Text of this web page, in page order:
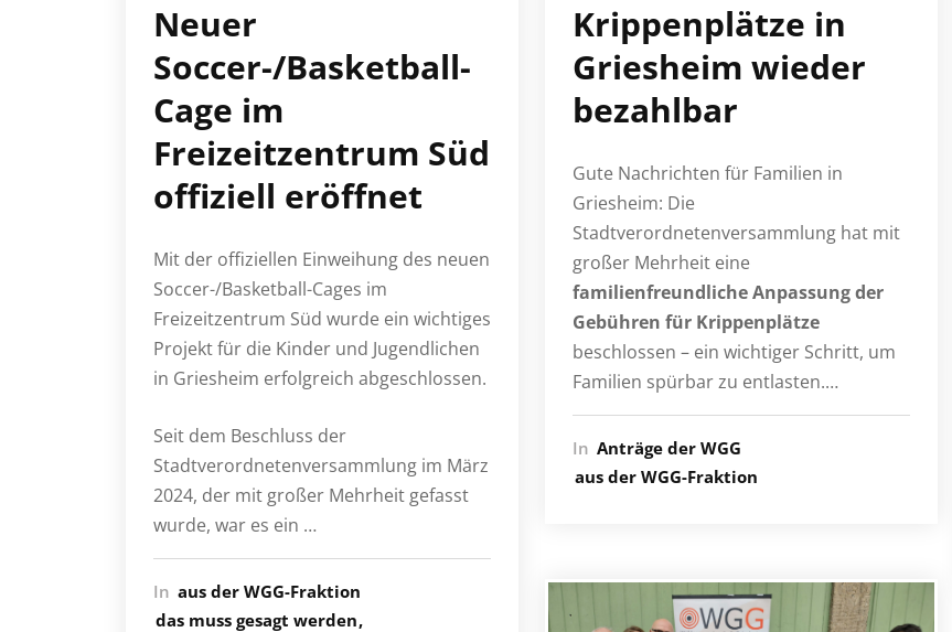
Neuer
Soccer-/Basketball-
Cage im
Freizeitzentrum Süd
offiziell eröffnet
Mit der offiziellen Einweihung des neuen
Soccer-/Basketball-Cages im
Freizeitzentrum Süd wurde ein wichtiges
Projekt für die Kinder und Jugendlichen
in Griesheim erfolgreich abgeschlossen.
Seit dem Beschluss der
Stadtverordnetenversammlung im März
2024, der mit großer Mehrheit gefasst
wurde, war es ein …
In aus der WGG-Fraktion
das muss gesagt werden
Krippenplätze in
Griesheim wieder
bezahlbar
Gute Nachrichten für Familien in
Griesheim: Die
Stadtverordnetenversammlung hat mit
großer Mehrheit eine
familienfreundliche Anpassung der
Gebühren für Krippenplätze
beschlossen – ein wichtiger Schritt, um
Familien spürbar zu entlasten.…
In Anträge der WGG
aus der WGG-Fraktion